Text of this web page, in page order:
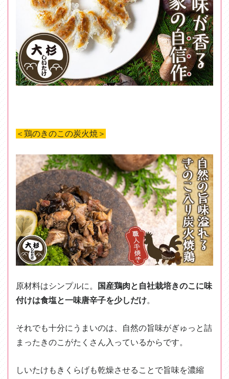
＜鶏のきのこの炭火焼＞
原材料はシンプルに。
国産鶏肉と自社栽培きのこに味
付けは食塩と一味唐辛子を少しだけ。
それでも十分にうまいのは、自然の旨味がぎゅっと詰
まったきのこがたくさん入っているからです。
しいたけもきくらげも乾燥させることで旨味を濃縮